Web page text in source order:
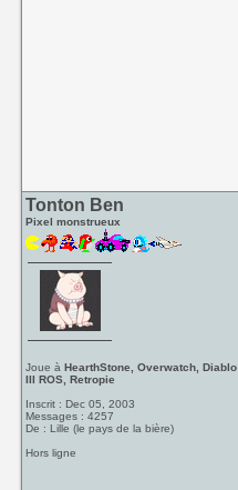
Tonton Ben
Pixel monstrueux
Joue àHearthStone, Overwatch, Diablo
III ROS, Retropie
Inscrit : Dec 05, 2003
Messages : 4257
De : Lille (le pays de la bière)
Hors ligne